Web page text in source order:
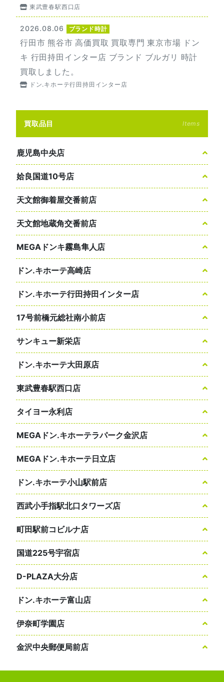
東武豊春駅西口店
2026.08.06 ブランド時計
行田市 熊谷市 高価買取 買取専門 東京市場 ドン
キ 行田持田インター店 ブランド ブルガリ 時計
買取しました。
ドン.キホーテ行田持田インター店
買取品目 Items
鹿児島中央店
姶良国道10号店
天文館御着屋交番前店
天文館地蔵角交番前店
MEGAドンキ霧島隼人店
ドン.キホーテ高崎店
ドン.キホーテ行田持田インター店
17号前橋元総社南小前店
サンキュー新栄店
ドン.キホーテ大田原店
東武豊春駅西口店
タイヨー永利店
MEGAドン.キホーテラパーク金沢店
MEGAドン.キホーテ日立店
ドン.キホーテ小山駅前店
西武小手指駅北口タワーズ店
町田駅前コビルナ店
国道225号宇宿店
D-PLAZA大分店
ドン.キホーテ富山店
伊奈町学園店
金沢中央郵便局前店